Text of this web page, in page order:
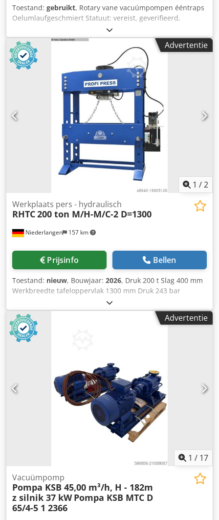
Toestand: gebruikt, Rotary vane vacuümpompen ééntraps
Oelumlaufgeschmiert Statuut: vereist, geverifieerd,
functionele Fabrikant: Rietschle Type: CLFH 141 (01) Motor:
400V Bronnen: minerale olie Nominale: 140 m ³/h
Chjdpscnpnvjfx Am Roa Druk het verlenen van kwijting: <
0,5 mbar (ABS). Omvat: Gebruikershandleiding Olie
(aardolie) levering: af fabriek
Advertentie
1 /2
Niederlangen 157 km
Werkplaats pers - hydraulisch
RHTC200 ton M/H-M/C-2 D=1300
Prijsinfo Bellen
Toestand: nieuw, Bouwjaar: 2026, Druk 200 t Slag 400 mm
Werkbreedte tafeloppervlak 1300 mm Druk 243 bar
Oliecapaciteit 64 dm³ Invoersnelheid 5,73 mm/sec
Werksnelheid 1,84 mm/sec Codpfx Aet I D Thjm Rjha
Terugloopsnelheid 7,08 mm/sec Totaal benodigd
vermogen 3,0 kW Machinegewicht ca. 1690 kg
Binnendiameter van de cilinder [mm]: 320 Zuigerstang
Verstelbare cilinder (links-rechts) - Geïntegreerde
manometer - Drukregelaar - Hydraulisch aggregaat met
twee snelheden - In hoogte verstelbare werktafel - Joystick
voor het omhoog/omlaag bewegen van de zuiger -
Handpomp voor precisiewerk - Met digitaal display Deze
hydraulische pers van 200 ton is uitgerust met een
beweegbare cilinder (links-rechts) rechts), een in hoogte
verstelbare werktafel, drukregeling, 2 snelheden, een
joystick en een handpomp voor precisiepersen. snelheden,
een joystick en een handpomp voor precisiepersen.
Advertentie
1 / 17
Vacuümpomp
Pompa KSB 45,00 m³/h, H - 182m
z silnik 37 kW Pompa KSB MTC D
65/4-5 1 2366